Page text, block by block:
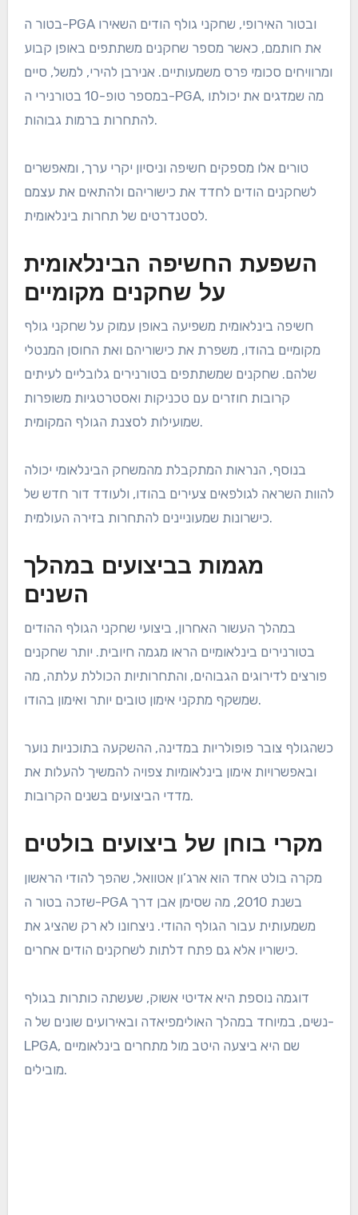
בטור ה-PGA ובטור האירופי, שחקני גולף הודים השאירו
את חותמם, כאשר מספר שחקנים משתתפים באופן קבוע
ומרוויחים סכומי פרס משמעותיים. אנירבן להירי, למשל, סיים
במספר טופ-10 בטורנירי ה-PGA, מה שמדגים את יכולתו
להתחרות ברמות גבוהות.
טורים אלו מספקים חשיפה וניסיון יקרי ערך, ומאפשרים
לשחקנים הודים לחדד את כישוריהם ולהתאים את עצמם
לסטנדרטים של תחרות בינלאומית.
השפעת החשיפה הבינלאומית
על שחקנים מקומיים
חשיפה בינלאומית משפיעה באופן עמוק על שחקני גולף
מקומיים בהודו, משפרת את כישוריהם ואת החוסן המנטלי
שלהם. שחקנים שמשתתפים בטורנירים גלובליים לעיתים
קרובות חוזרים עם טכניקות ואסטרטגיות משופרות
שמועילות לסצנת הגולף המקומית.
בנוסף, הנראות המתקבלת מהמשחק הבינלאומי יכולה
להוות השראה לגולפאים צעירים בהודו, ולעודד דור חדש של
כישרונות שמעוניינים להתחרות בזירה העולמית.
מגמות בביצועים במהלך
השנים
במהלך העשור האחרון, ביצועי שחקני הגולף ההודים
בטורנירים בינלאומיים הראו מגמה חיובית. יותר שחקנים
פורצים לדירוגים הגבוהים, והתחרותיות הכוללת עלתה, מה
שמשקף מתקני אימון טובים יותר ואימון בהודו.
כשהגולף צובר פופולריות במדינה, ההשקעה בתוכניות נוער
ובאפשרויות אימון בינלאומיות צפויה להמשיך להעלות את
מדדי הביצועים בשנים הקרובות.
מקרי בוחן של ביצועים בולטים
מקרה בולט אחד הוא ארג’ון אטוואל, שהפך להודי הראשון
שזכה בטור ה-PGA בשנת 2010, מה שסימן אבן דרך
משמעותית עבור הגולף ההודי. ניצחונו לא רק שהציג את
כישוריו אלא גם פתח דלתות לשחקנים הודים אחרים.
דוגמה נוספת היא אדיטי אשוק, שעשתה כותרות בגולף
נשים, במיוחד במהלך האולימפיאדה ובאירועים שונים של ה-
LPGA, שם היא ביצעה היטב מול מתחרים בינלאומיים
מובילים.